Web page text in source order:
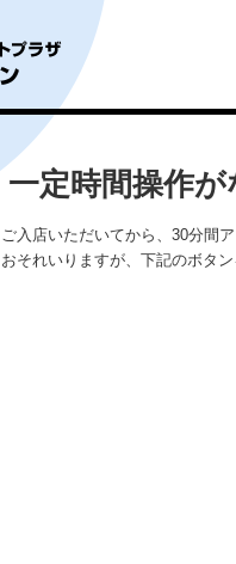
一定時間操作
ご入店いただいてから、30分間
おそれいりますが、下記のボタ